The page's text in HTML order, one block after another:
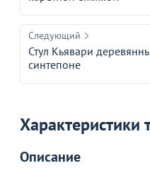
Следующий
Стул Кьявари
синтепоне
Характеристики
Описание